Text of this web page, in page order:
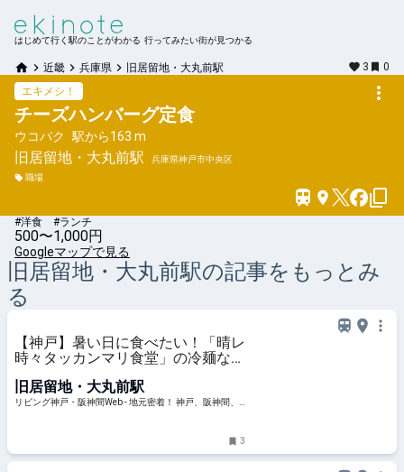
はじめて行く駅のことがわかる 行ってみたい街が見つかる
近畿 兵庫県 旧居留地・大丸前駅 3
0
エキメシ！
チーズハンバーグ定食
ウコバク 駅から163 m
旧居留地・大丸前駅
兵庫県神戸市中央区
職場
#洋食 #ランチ
500〜1,000円
Googleマップで見る
旧居留地・大丸前駅の記事をもっとみ
る
【神戸】暑い日に食べたい！「晴レ
時々タッカンマリ食堂」の冷麺など
旧居留地・大丸前駅
リビング神戸・阪神間Web - 地元密着！ 神戸、阪神間、
3